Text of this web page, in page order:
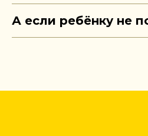
А если ребёнку не